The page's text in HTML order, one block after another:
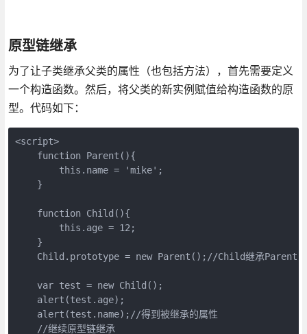
原型链继承
为了让子类继承父类的属性（也包括方法），首先需要定义
一个构造函数。然后，将父类的新实例赋值给构造函数的原
型。代码如下：
<script>
    function Parent(){
        this.name = 'mike';
    }
    function Child(){
        this.age = 12;
    }
Child.prototype = new Parent();//Child继承Parent，
    var test = new Child();
    alert(test.age);
    alert(test.name);//得到被继承的属性
    //继续原型链继承